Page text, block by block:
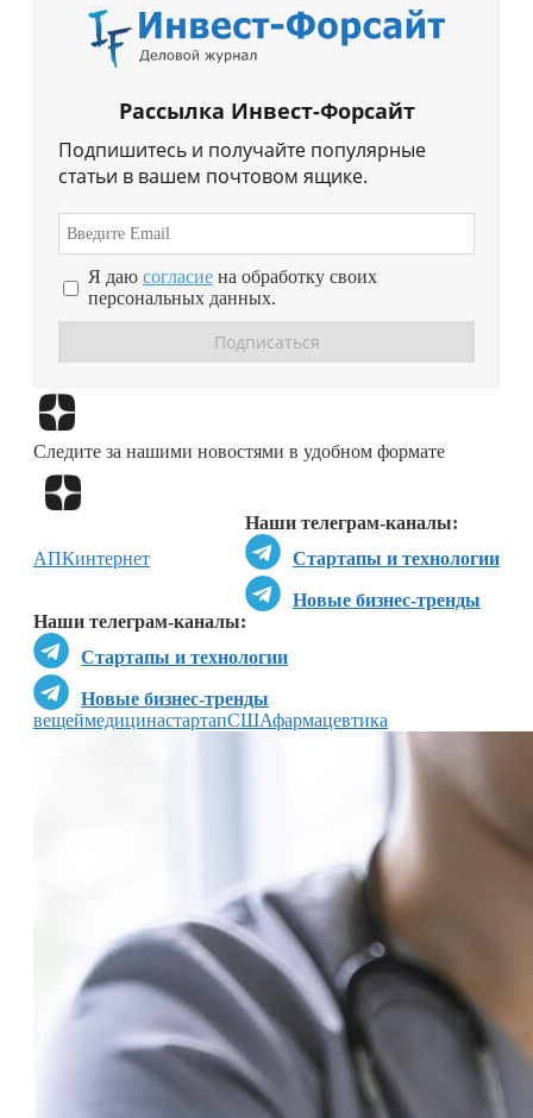
Рассылка Инвест-Форсайт
Подпишитесь и получайте популярные
статьи в вашем почтовом ящике.
Я даю согласие на обработку своих
персональных данных.
Следите за нашими новостями в удобном формате
Наши телеграм-каналы:
Стартапы и технологии
Новые бизнес-тренды
Наши телеграм-каналы:
Стартапы и технологии
Новые бизнес-тренды
АПКинтернет
вещеймедицинастартапСШАфармацевтика